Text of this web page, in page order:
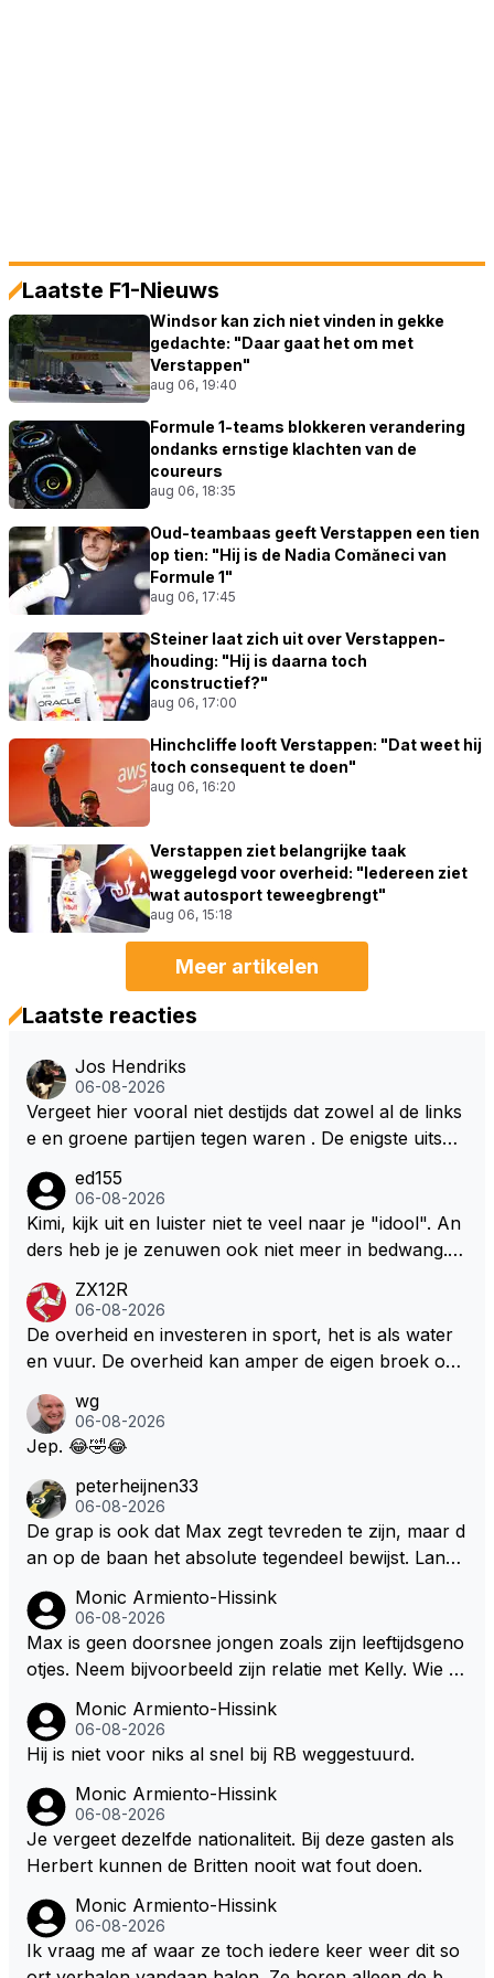
Laatste F1-Nieuws
Windsor kan zich niet vinden in gekke
gedachte: "Daar gaat het om met
Verstappen"
aug 06, 19:40
Formule 1-teams blokkeren verandering
ondanks ernstige klachten van de
coureurs
aug 06, 18:35
Oud-teambaas geeft Verstappen een tien
op tien: "Hij is de Nadia Comăneci van
Formule 1"
aug 06, 17:45
Steiner laat zich uit over Verstappen-
houding: "Hij is daarna toch
constructief?"
aug 06, 17:00
Hinchcliffe looft Verstappen: "Dat weet hij
toch consequent te doen"
aug 06, 16:20
Verstappen ziet belangrijke taak
weggelegd voor overheid: "Iedereen ziet
wat autosport teweegbrengt"
aug 06, 15:18
Meer artikelen
Laatste reacties
Jos Hendriks
06-08-2026
Vergeet hier vooral niet destijds dat zowel al de links
e en groene partijen tegen waren . De enigste uitspr
over dan kunnen ze hun eigen uitlaat gassen inade
men maar niet wetende was dat de F1 motor schone
r is dan een normale auto. Dus denk echt niet dat de
ters zullen steunen laat staan om een euro in het cir
cuit Zandvoort te steken
ed155
06-08-2026
Kimi, kijk uit en luister niet te veel naar je "idool". An
ders heb je je zenuwen ook niet meer in bedwang. Zi
Marquez/Jos ? Veel gezelliger
ZX12R
06-08-2026
De overheid en investeren in sport, het is als water
en vuur. De overheid kan amper de eigen broek oph
s. Je kunt de Staat het best vergelijken met de sherif
f van Nottinghem (Robin Hood) welk achter de bom
m/haar van zijn laatste zuurverdiende stuiver te ber
oven. De Staat heeft nooit ooit maar een stuiver in Z
andvoort willen investeren en dat zal ook nooit gebe
uren. Afdragen van BTW gelden en vergunningen bi
j dergelijke sportievefestiviteiten MOET je dan weer
wel afstaan, de parasiet.
wg
06-08-2026
Jep. 😂🤣😂
peterheijnen33
06-08-2026
De grap is ook dat Max zegt tevreden te zijn, maar d
an op de baan het absolute tegendeel bewijst. Lando
dan eigenlijk niet echt zien. ;)
Monic Armiento-Hissink
06-08-2026
Max is geen doorsnee jongen zoals zijn leeftijdsgeno
otjes. Neem bijvoorbeeld zijn relatie met Kelly. Wie g
artjes ouder is en al een kleine heeft van een voorm
alig RB-lid op de leeftijd van 23 jaar? Hij doet dingen
oon. Ieder jaar is er in Hongarije een uitje voor zijn t
eam. Op 28-jarige leeftijd is hij al eigenaar van een su
ccesvol raceteam. Hij is niet alleen speciaal in de aut
Monic Armiento-Hissink
06-08-2026
Hij is niet voor niks al snel bij RB weggestuurd.
Monic Armiento-Hissink
06-08-2026
Je vergeet dezelfde nationaliteit. Bij deze gasten als
Herbert kunnen de Britten nooit wat fout doen.
Monic Armiento-Hissink
06-08-2026
Ik vraag me af waar ze toch iedere keer weer dit so